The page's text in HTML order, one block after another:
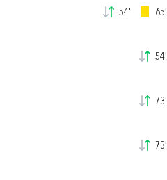
54' 65'
54'
73'
73'